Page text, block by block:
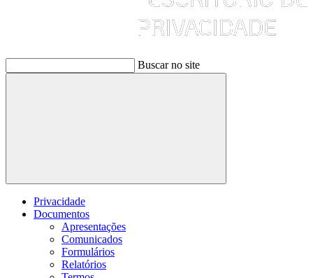
Buscar no site
Buscar
Privacidade
Documentos
Apresentações
Comunicados
Formulários
Relatórios